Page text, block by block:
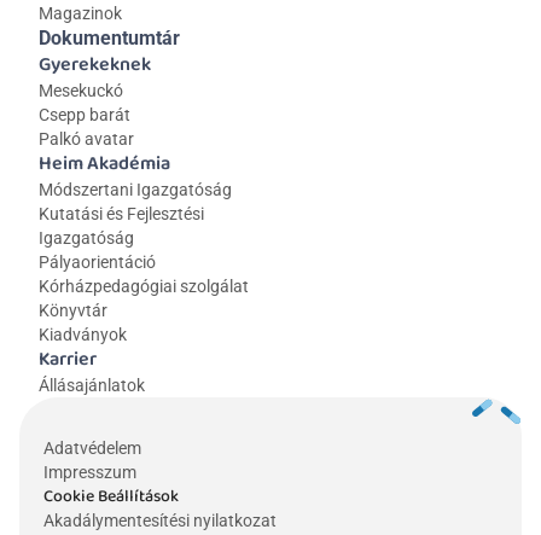
Magazinok
Gyerekeknek
Mesekuckó
Csepp barát
Palkó avatar
Heim Akadémia
Módszertani Igazgatóság
Kutatási és Fejlesztési
Igazgatóság
Pályaorientáció
Kórházpedagógiai szolgálat
Könyvtár
Kiadványok
Karrier
Állásajánlatok
Dokumentumtár
Adatvédelem
Impresszum
Cookie Beállítások
Akadálymentesítési nyilatkozat